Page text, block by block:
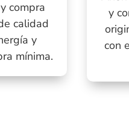
compra
calidad
y
mínima.
y
con